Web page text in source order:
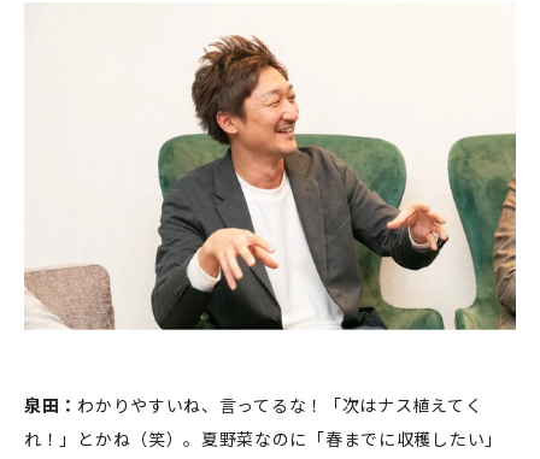
泉田： わかりやすいね、言ってるな！「次はナス植えてく
れ！」とかね（笑）。夏野菜なのに「春までに収穫したい」